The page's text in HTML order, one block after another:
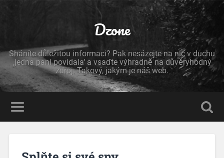
Dzone
Sháníte důležitou informaci? Pak nesázejte na nic v duchu
‚jedna paní povídala‘ a vsaďte výhradně na důvěryhodný
zdroj. Takový, jakým je náš web.